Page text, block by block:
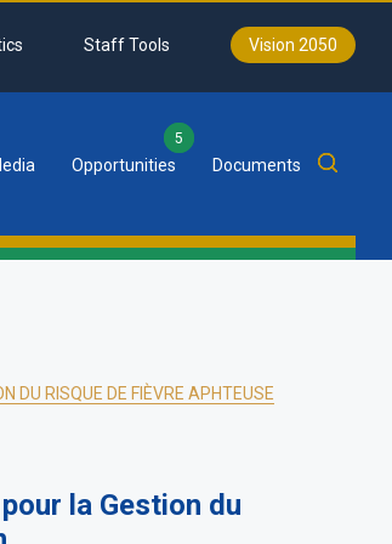
Staff Tools Vision 2050
Opportunities
5
Documents
DU RISQUE DE FIÈVRE APHTEUSE
la Gestion du